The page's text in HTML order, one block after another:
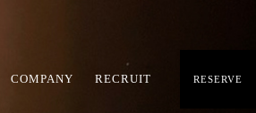
COMPANY RECRUIT RESERVE